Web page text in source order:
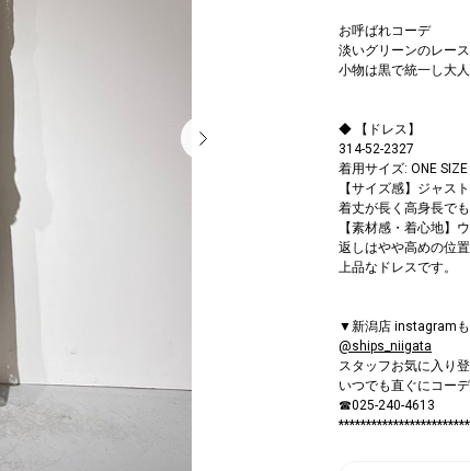
お呼ばれコーデ
淡いグリーンのレー
小物は黒で統一し大
◆ 【ドレス】
314-52-2327
着用サイズ: ONE SIZE
【サイズ感】ジャス
着丈が長く高身長で
【素材感・着心地】
返しはやや高めの位
上品なドレスです。
▼新潟店 instagram
@ships_niigata
スタッフお気に入り
いつでも直ぐにコー
☎025-240-4613